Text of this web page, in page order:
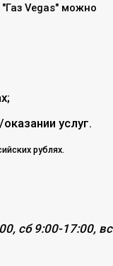
Vegas" можно
услуг.
рублях.
сб 9:00-17:00,